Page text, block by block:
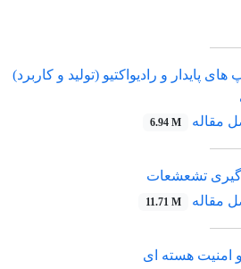
پایدار و رادیواکتیو (تولید و کاربرد)
مقاله 6.94 M
گیری تشعشعات
مقاله 11.71 M
امنیت هسته ای